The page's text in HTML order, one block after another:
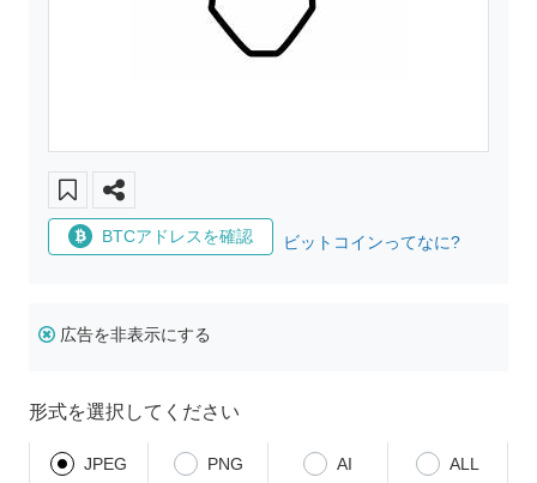
BTCアドレスを確認 ビットコインってなに?
広告を非表示にする
形式を選択してください
JPEG PNG AI ALL